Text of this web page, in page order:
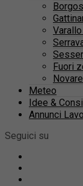
Fuori
Meteo
Idee &
Annunci
Seguici su